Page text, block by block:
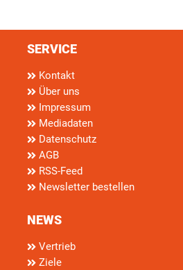
SERVICE
Kontakt
Über uns
Impressum
Mediadaten
Datenschutz
AGB
RSS-Feed
Newsletter bestellen
NEWS
Vertrieb
Ziele